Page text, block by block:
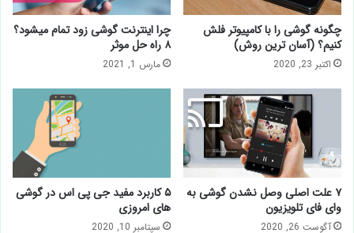
چگونه گوشی را با کامپیوتر فلش
کنیم؟ (آسان ترین روش)
اکتبر 23, 2020
چرا اینترنت گوشی زود تمام میشود؟
۸ راه حل موثر
مارس 1, 2021
۷ علت اصلی وصل نشدن گوشی به
وای فای تلویزیون
آگوست 26, 2020
۵ کاربرد مفید جی پی اس در گوشی
های امروزی
سپتامبر 10, 2020